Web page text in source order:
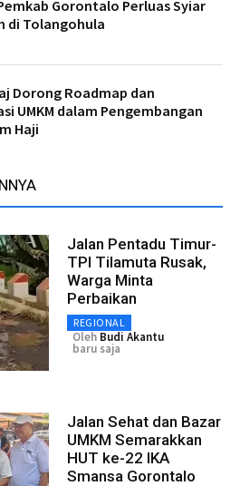
Gorontalo Perluas Syiar
di Tolangohula
Dorong Roadmap dan
UMKM dalam Pengembangan
Haji
Jalan Pentadu Timur-
TPI Tilamuta Rusak,
Warga Minta
Perbaikan
REGIONAL
Oleh Budi Akantu
baru saja
Jalan Sehat dan Bazar
UMKM Semarakkan
HUT ke-22 IKA
Smansa Gorontalo